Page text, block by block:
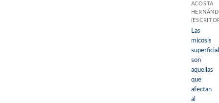
ACOSTA
Las
micosis
son
aquellas
que
afectan
al